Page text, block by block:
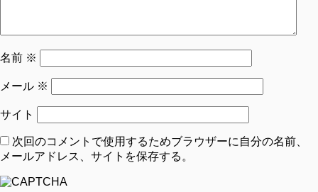
名前 ※
メール ※
サイト
次回のコメントで使用するためブラウザーに自分の名前、
メールアドレス、サイトを保存する。